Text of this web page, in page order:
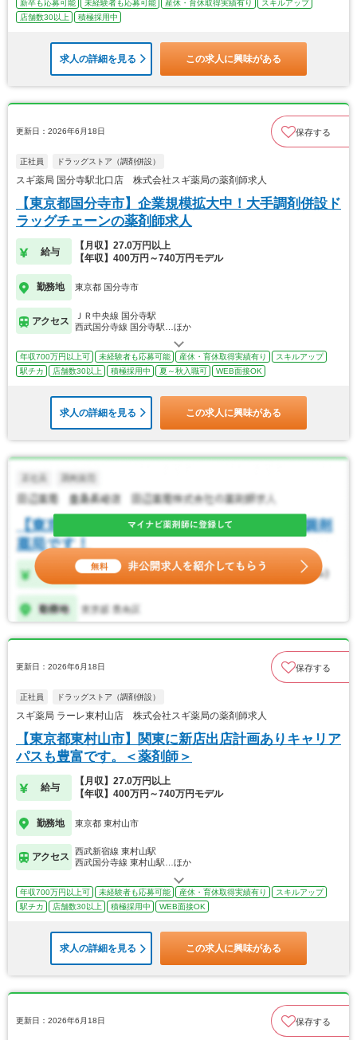
新卒も応募可能 未経験者も応募可能 産休・育休取得実績有り
スキルアップ
店舗数30以上
積極採用中
求人の詳細を見る この求人に興味がある
更新日：2026年6月18日 保存する
正社員 ドラッグストア（調剤併設）
スギ薬局 国分寺駅北口店 株式会社スギ薬局の薬剤師求人
【東京都国分寺市】企業規模拡大中！大手調剤併設ド
ラッグチェーンの薬剤師求人
給与
【月収】27.0万円以上
【年収】400万円～740万円モデル
勤務地 東京都 国分寺市
アクセス
ＪＲ中央線 国分寺駅
西武国分寺線 国分寺駅…ほか
年収700万円以上可 未経験者も応募可能 産休・育休取得実績有り
スキルアップ
駅チカ
店舗数30以上 積極採用中 夏～秋入職可 WEB面接OK
求人の詳細を見る この求人に興味がある
更新日：2026年6月18日 保存する
正社員 ドラッグストア（調剤併設）
スギ薬局 ラーレ東村山店 株式会社スギ薬局の薬剤師求人
【東京都東村山市】関東に新店出店計画ありキャリア
パスも豊富です。＜薬剤師＞
給与
【月収】27.0万円以上
【年収】400万円～740万円モデル
勤務地 東京都 東村山市
アクセス
西武新宿線 東村山駅
西武国分寺線 東村山駅…ほか
年収700万円以上可 未経験者も応募可能 産休・育休取得実績有り
スキルアップ
駅チカ
店舗数30以上 積極採用中 WEB面接OK
求人の詳細を見る この求人に興味がある
更新日：2026年6月18日 保存する